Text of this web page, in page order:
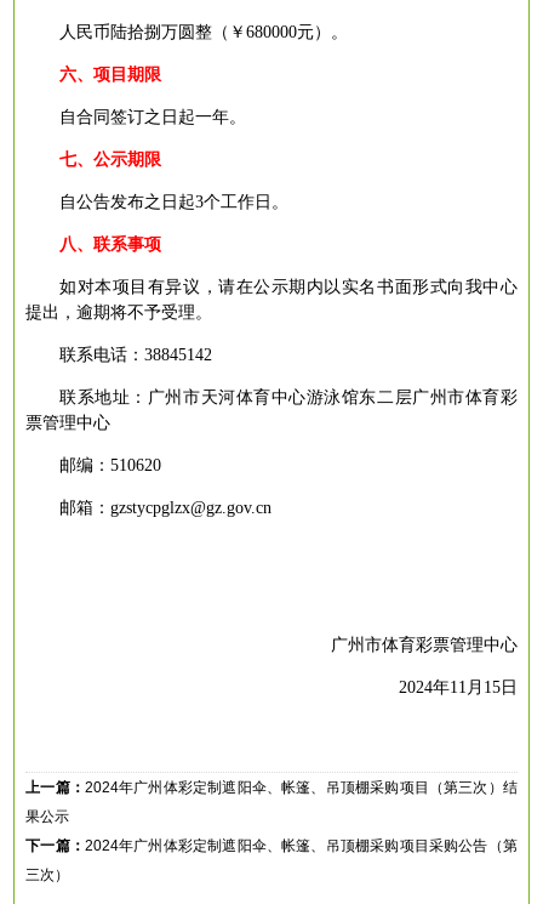
人民币 陆拾捌万圆整（￥680000元）。
六、项目期限
自合同签订之日起一年。
七、公示期限
自公告发布之日起3个工作日。
八、联系事项
如对本项目 有异议，请在公示期内以实名 书面形式向我中心
提出，逾期将不予受理。
联系电话：38845142
联系地址： 广州市天河体育中心游泳馆东二层广州市体育彩
票管理中心
邮编：510620
邮箱：gzstycpglzx@gz.gov.cn
广州市体育彩票管理中心
2024年11月15日
上一篇： 2024年广州体彩定制遮阳伞、帐篷、吊顶棚采购项目（第三次）结
果公示
下一篇： 2024年广州体彩定制遮阳伞、帐篷、吊顶棚采购项目采购公告（第
三次）